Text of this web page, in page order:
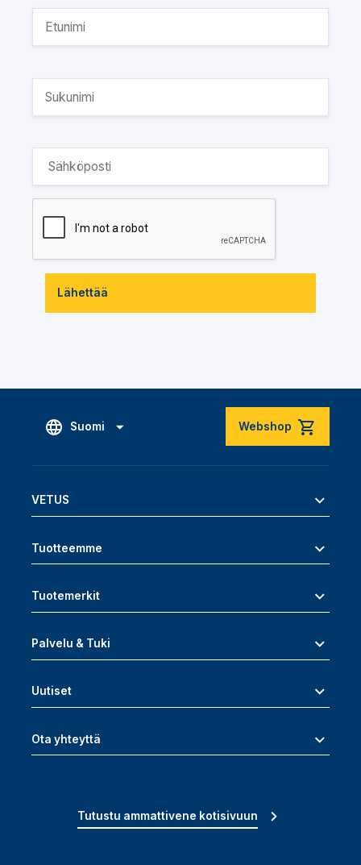
Lähettää
Suomi Webshop
VETUS
Tuotteemme
Tuotemerkit
Palvelu & Tuki
Uutiset
Ota yhteyttä
Tutustu ammattivene kotisivuun